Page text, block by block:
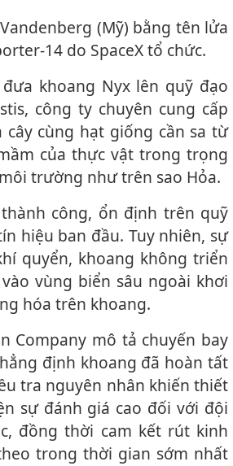
do SpaceX tổ chức.
công ty chuyên cung cấp
cùng hạt giống cầ‌n s‌a từ
của thực vật trong trọng
trường như trên sao Hỏa.
hiệu ban đầu. Tuy nhiên, sự
quyển, khoang không triển
vùng biển sâu ngoài khơi
hóa trên khoang.
định khoang đã hoàn tất
tra nguyên nhân khiến thiết
sự đánh giá cao đối với đội
đồng thời cam kết rút kinh
trong thời gian sớm nhất